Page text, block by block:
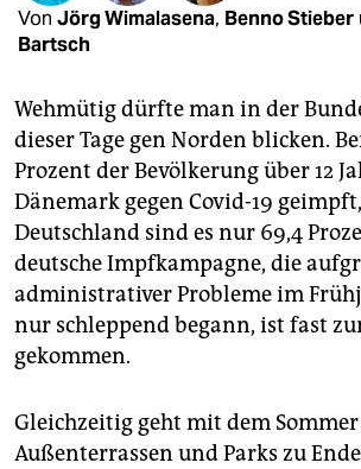
fragen & hilfe
unterstützen
abo
genossenschaft
epaper login
Von Jörg Wimalasena, Benno Stieber
Bartsch
Wehmütig dürfte man in der
dieser Tage gen Norden blicken.
Prozent der Bevölkerung über 12
Dänemark gegen Covid-19
Deutschland sind es nur 69,4
deutsche Impfkampagne, die
administrativer Probleme im
nur schleppend begann, ist fast
gekommen.
Gleichzeitig geht mit dem
Außenterrassen und Parks zu